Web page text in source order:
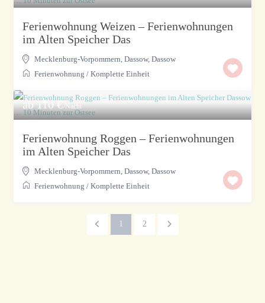
Ferienwohnung Weizen – Ferienwohnungen
im Alten Speicher Das
Mecklenburg-Vorpommern, Dassow,Dassow
Ferienwohnung /Komplette Einheit
ab 110 €/Nacht
Ferienwohnung Roggen – Ferienwohnungen
im Alten Speicher Das
Mecklenburg-Vorpommern, Dassow,Dassow
Ferienwohnung /Komplette Einheit
1 2